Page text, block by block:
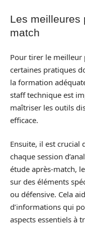
Les meilleures
match
Pour tirer le meilleur
certaines pratiques
la formation
staff technique est
maîtriser les outils
efficace.
Ensuite, il est crucial
chaque session
étude après-match,
sur des éléments
ou défensive. Cela
d’informations qui
aspects essentiels à